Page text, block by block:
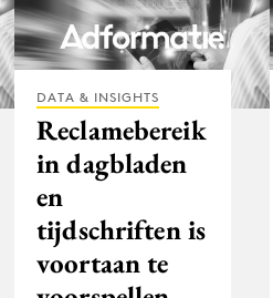
DATA & INSIGHTS
Reclamebereik
in dagbladen
en
tijdschriften is
voortaan te